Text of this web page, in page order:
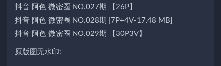
抖音 阿色 微密圈 NO.027期 【26P】
抖音 阿色 微密圈 NO.028期 [7P+4V-17.48 MB]
抖音 阿色 微密圈 NO.029期 【30P3V】
原版图无水印: